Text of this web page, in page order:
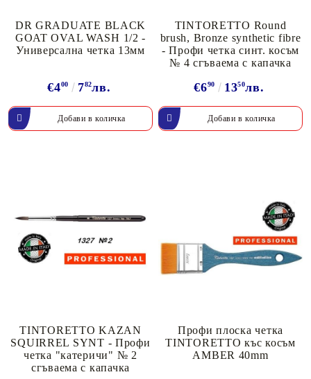
DR GRADUATE BLACK
GOAT OVAL WASH 1/2 -
Универсална четка 13мм
€400 782лв.
TINTORETTO Round
brush, Bronze synthetic fibre
- Профи четка синт. косъм
№ 4 сгъваема с капачка
€690 1350лв.
TINTORETTO KAZAN
SQUIRREL SYNT - Профи
четка "катеричи" № 2
сгъваема с капачка
Профи плоска четка
TINTORETTO къс косъм
AMBER 40mm